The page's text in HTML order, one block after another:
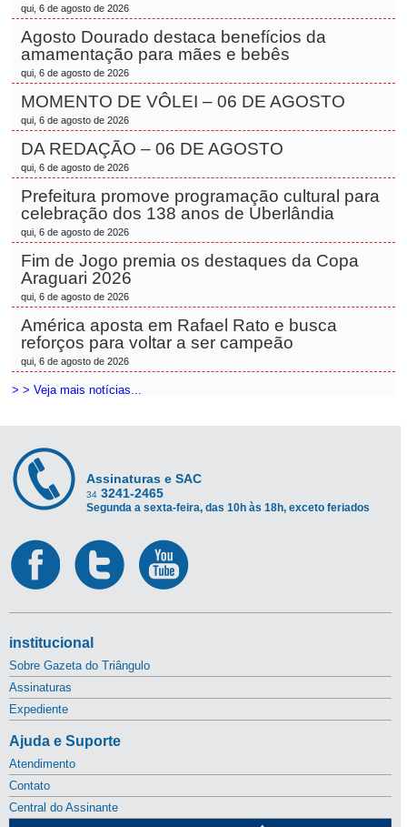
qui, 6 de agosto de 2026
Agosto Dourado destaca benefícios da
amamentação para mães e bebês
qui, 6 de agosto de 2026
MOMENTO DE VÔLEI – 06 DE AGOSTO
qui, 6 de agosto de 2026
DA REDAÇÃO – 06 DE AGOSTO
qui, 6 de agosto de 2026
Prefeitura promove programação cultural para
celebração dos 138 anos de Uberlândia
qui, 6 de agosto de 2026
Fim de Jogo premia os destaques da Copa
Araguari 2026
qui, 6 de agosto de 2026
América aposta em Rafael Rato e busca
reforços para voltar a ser campeão
qui, 6 de agosto de 2026
> > Veja mais notícias...
Assinaturas e SAC
34 3241-2465
Segunda a sexta-feira, das 10h às 18h, exceto feriados
institucional
Sobre Gazeta do Triângulo
Assinaturas
Expediente
Ajuda e Suporte
Atendimento
Contato
Central do Assinante